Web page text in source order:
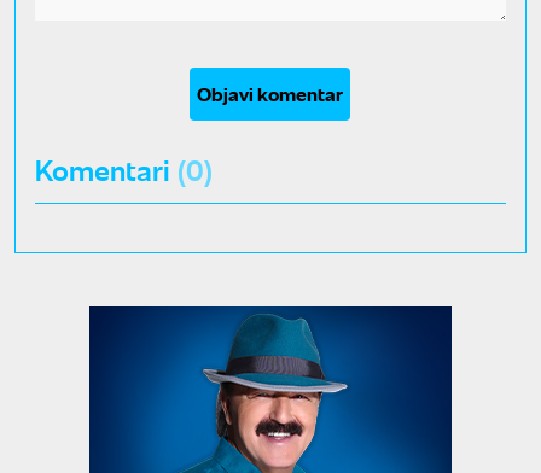
Objavi komentar
Komentari (0)